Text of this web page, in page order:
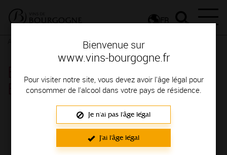
Bienvenue sur
www.vins-bourgogne.fr
Pour visiter notre site, vous devez avoir l'âge légal pour
consommer de l'alcool dans votre pays de résidence.
Je n'ai pas l'âge légal
J'ai l'âge légal
FR
Rendez-vous
Balade gourmande_Tournus la
Bourguignonne - Tournus
Le 31 août 2024